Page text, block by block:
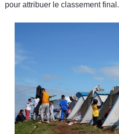
pour attribuer le classement final.